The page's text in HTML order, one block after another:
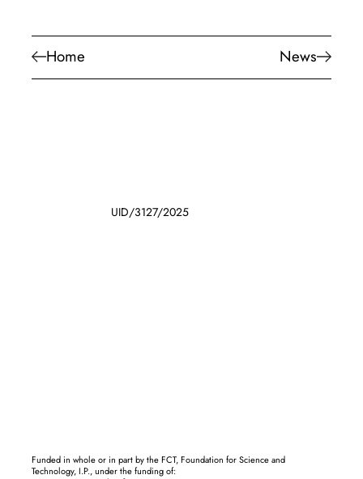
Home News
UID/3127/2025
Funded in whole or in part by the FCT, Foundation for Science and
Technology, I.P., under the funding of: